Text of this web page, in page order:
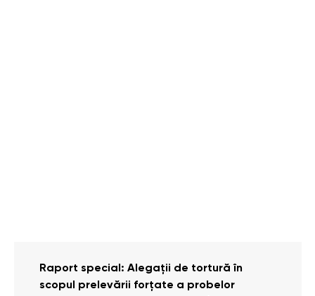
Raport special: Alegații de tortură în
scopul prelevării forțate a probelor